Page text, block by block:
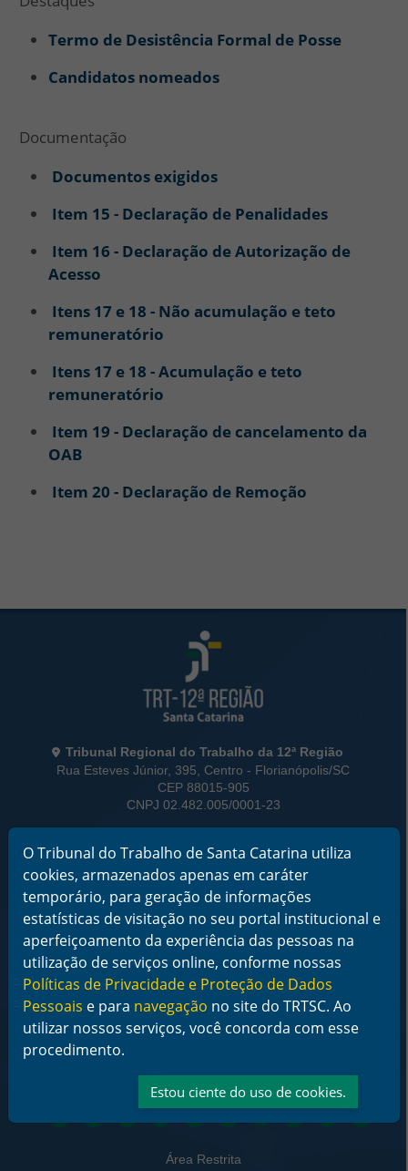
Termo de Desistência Formal de Posse
Candidatos nomeados
Documentação
Documentos exigidos
Item 15 - Declaração de Penalidades
Item 16 - Declaração de Autorização de
Acesso
Itens 17 e 18 - Não acumulação e teto
remuneratório
Itens 17 e 18 - Acumulação e teto
remuneratório
Item 19 - Declaração de cancelamento da
OAB
Item 20 - Declaração de Remoção
Informações de Contato
Tribunal Regional do Trabalho da 12ª Região
Rua Esteves Júnior, 395, Centro - Florianópolis/SC
CEP 88015-905
CNPJ 02.482.005/0001-23
De segunda a sexta-feira das 12 às 18 horas
Telefone: (48) 3216-4000
Links Rápidos
Institucional
Serviços
Notícias
Jurisprudência
Transparência
Contato
Área Restrita
O Tribunal do Trabalho de Santa Catarina utiliza
cookies, armazenados apenas em caráter
temporário, para geração de informações
estatísticas de visitação no seu portal institucional e
aperfeiçoamento da experiência das pessoas na
utilização de serviços online, conforme nossas
Políticas de Privacidade e Proteção de Dados
Pessoais e para navegação no site do TRTSC. Ao
utilizar nossos serviços, você concorda com esse
procedimento.
Estou ciente do uso de cookies.